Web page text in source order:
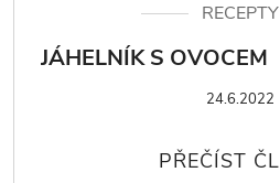
RECEPTY
JÁHELNÍK S OVOCEM
24.6.2022